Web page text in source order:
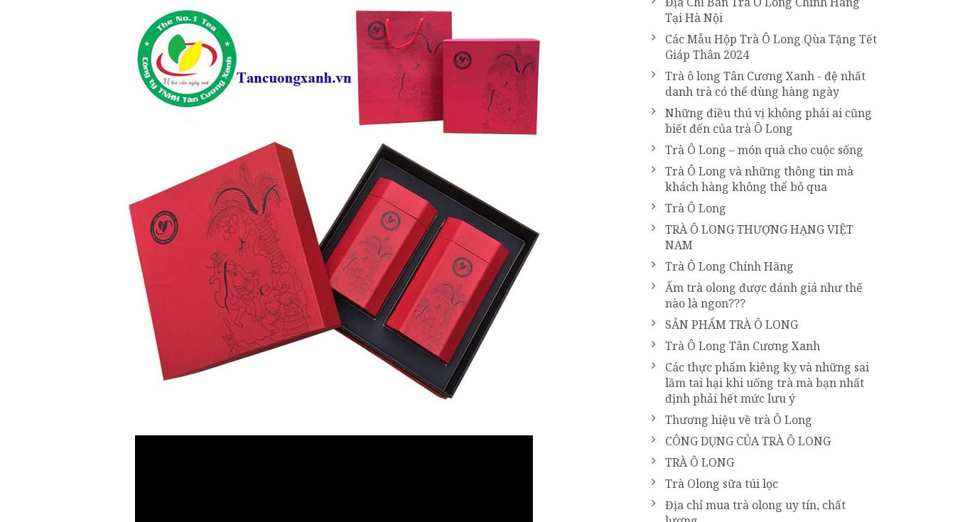
Tại Hà Nội
Các Mẫu Hộp Trà Ô Long Qùa Tặng Tết
Giáp Thân 2024
Trà ô long Tân Cương Xanh - đệ nhất
danh trà có thể dùng hàng ngày
Những điều thú vị không phải ai cũng
biết đến của trà Ô Long
Trà Ô Long – món quà cho cuộc sống
Trà Ô Long và những thông tin mà
khách hàng không thể bỏ qua
Trà Ô Long
TRÀ Ô LONG THƯỢNG HẠNG VIỆT
NAM
Trà Ô Long Chính Hãng
Ấm trà olong được đánh giá như thế
nào là ngon???
SẢN PHẨM TRÀ Ô LONG
Trà Ô Long Tân Cương Xanh
Các thực phẩm kiêng kỵ và những sai
lầm tai hại khi uống trà mà bạn nhất
định phải hết mức lưu ý
Thương hiệu về trà Ô Long
CÔNG DỤNG CỦA TRÀ Ô LONG
TRÀ Ô LONG
Trà Olong sữa túi lọc
Địa chỉ mua trà olong uy tín, chất